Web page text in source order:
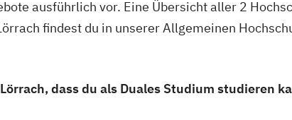
ausführlich vor. Eine Übersicht aller 2
findest du in unserer Allgemeinen
dass du als Duales Studium studieren